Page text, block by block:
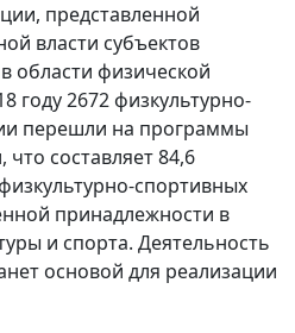
представленной
власти субъектов
области физической
году 2672 физкультурно-
перешли на программы
составляет 84,6
спортивных
принадлежности в
и спорта. Деятельность
основой для реализации